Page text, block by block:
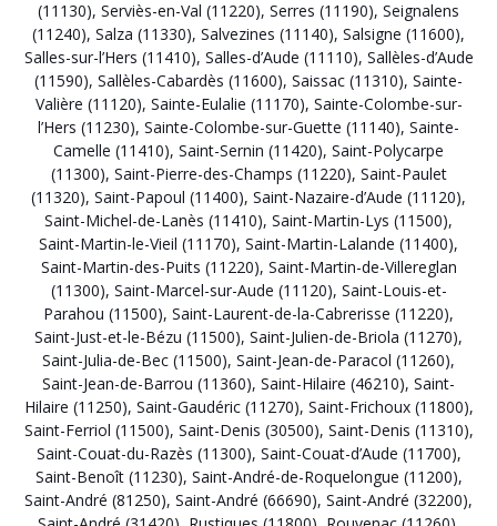
(11130), Serviès-en-Val (11220), Serres (11190), Seignalens
(11240), Salza (11330), Salvezines (11140), Salsigne (11600),
Salles-sur-l’Hers (11410), Salles-d’Aude (11110), Sallèles-d’Aude
(11590), Sallèles-Cabardès (11600), Saissac (11310), Sainte-
Valière (11120), Sainte-Eulalie (11170), Sainte-Colombe-sur-
l’Hers (11230), Sainte-Colombe-sur-Guette (11140), Sainte-
Camelle (11410), Saint-Sernin (11420), Saint-Polycarpe
(11300), Saint-Pierre-des-Champs (11220), Saint-Paulet
(11320), Saint-Papoul (11400), Saint-Nazaire-d’Aude (11120),
Saint-Michel-de-Lanès (11410), Saint-Martin-Lys (11500),
Saint-Martin-le-Vieil (11170), Saint-Martin-Lalande (11400),
Saint-Martin-des-Puits (11220), Saint-Martin-de-Villereglan
(11300), Saint-Marcel-sur-Aude (11120), Saint-Louis-et-
Parahou (11500), Saint-Laurent-de-la-Cabrerisse (11220),
Saint-Just-et-le-Bézu (11500), Saint-Julien-de-Briola (11270),
Saint-Julia-de-Bec (11500), Saint-Jean-de-Paracol (11260),
Saint-Jean-de-Barrou (11360), Saint-Hilaire (46210), Saint-
Hilaire (11250), Saint-Gaudéric (11270), Saint-Frichoux (11800),
Saint-Ferriol (11500), Saint-Denis (30500), Saint-Denis (11310),
Saint-Couat-du-Razès (11300), Saint-Couat-d’Aude (11700),
Saint-Benoît (11230), Saint-André-de-Roquelongue (11200),
Saint-André (81250), Saint-André (66690), Saint-André (32200),